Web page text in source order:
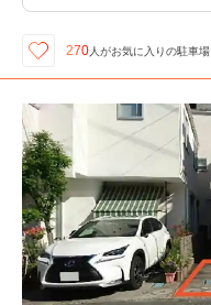
270人がお気に入りの駐車場